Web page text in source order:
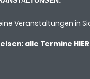
Veranstaltungen in
alle Termine